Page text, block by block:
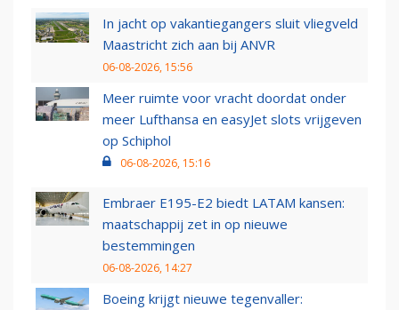
In jacht op vakantiegangers sluit vliegveld
Maastricht zich aan bij ANVR
06-08-2026, 15:56
Meer ruimte voor vracht doordat onder
meer Lufthansa en easyJet slots vrijgeven
op Schiphol
06-08-2026, 15:16
Embraer E195-E2 biedt LATAM kansen:
maatschappij zet in op nieuwe
bestemmingen
06-08-2026, 14:27
Boeing krijgt nieuwe tegenvaller: